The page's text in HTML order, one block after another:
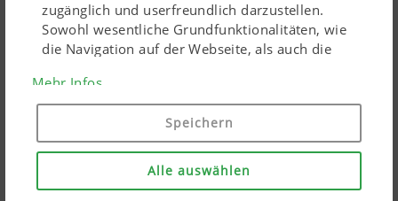
zugänglich und userfreundlich darzustellen.
Sowohl wesentliche Grundfunktionalitäten, wie
die Navigation auf der Webseite, als auch die
Abfrage Ihrer Zustimmung sind damit gemeint.
Diese Website funktioniert ohne die genannten
Web-Technologien und Cookies nicht.
Mehr Infos
Speichern
Alle auswählen
Hydraulische Anfahrsicherung NONSTOP LIFT
NONSTOP LIFT ist eine innovative Technik zum
optimalen Schutz des Mähbalkens. Die Mäheinheit
weicht Hindernissen durch gleichzeitiges
Nachhintenschwenken und Anheben des Auslegers